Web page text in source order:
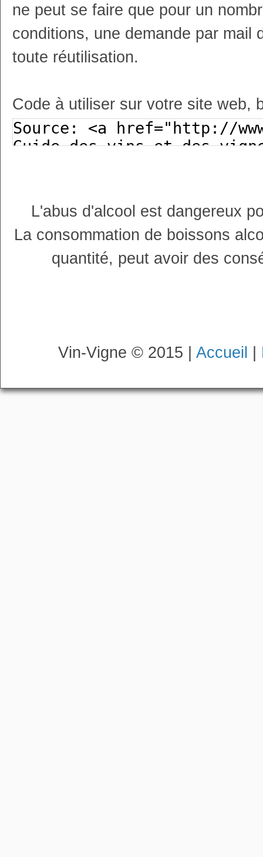
ne peut se faire que pour un
conditions, une demande par mail
toute réutilisation.
Code à utiliser sur votre site web,
L'abus d'alcool est dangereux
La consommation de boissons
quantité, peut avoir des
Vin-Vigne © 2015 | Accueil